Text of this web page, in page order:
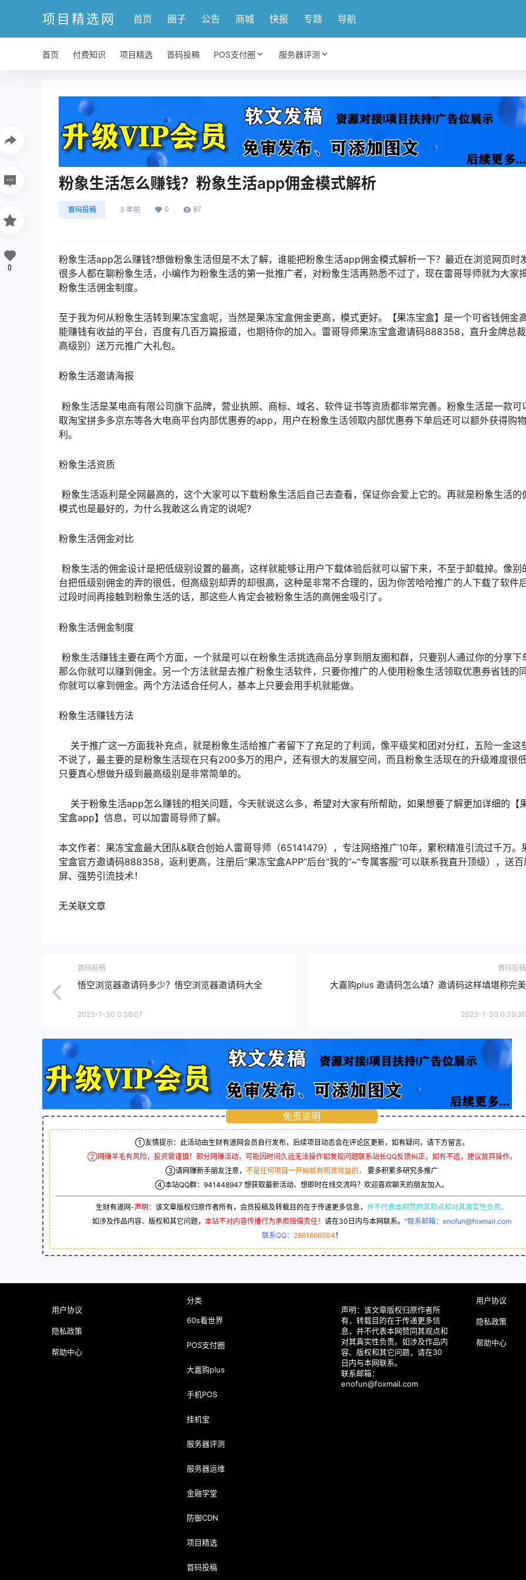
项目精选网 首页 圈子 公告 商城 快报 专题 导航
首页 付费知识 项目精选 首码投稿 POS支付圈 服务器评测
粉象生活怎么赚钱？粉象生活app佣金模式解析
首码投稿 3 年前 0 87
粉象生活app怎么赚钱?想做粉象生活但是不太了解，谁能把粉象生活app佣金模式解析一下？最近在浏览网页时
很多人都在聊粉象生活，小编作为粉象生活的第一批推广者，对粉象生活再熟悉不过了，现在雷哥导师就为大家
粉象生活佣金制度。
至于我为何从粉象生活转到果冻宝盒呢，当然是果冻宝盒佣金更高，模式更好。【果冻宝盒】是一个可省钱佣金高
能赚钱有收益的平台，百度有几百万篇报道，也期待你的加入。雷哥导师果冻宝盒邀请码888358，直升金牌总
高级别）送万元推广大礼包。
粉象生活邀请海报
粉象生活是某电商有限公司旗下品牌，营业执照、商标、域名、软件证书等资质都非常完善。粉象生活是一款可
取淘宝拼多多京东等各大电商平台内部优惠券的app，用户在粉象生活领取内部优惠券下单后还可以额外获得购
利。
粉象生活资质
粉象生活返利是全网最高的，这个大家可以下载粉象生活后自己去查看，保证你会爱上它的。再就是粉象生活的
模式也是最好的，为什么我敢这么肯定的说呢?
粉象生活佣金对比
粉象生活的佣金设计是把低级别设置的最高，这样就能够让用户下载体验后就可以留下来，不至于卸载掉。像别
台把低级别佣金的弄的很低，但高级别却弄的却很高，这种是非常不合理的，因为你苦哈哈推广的人下载了软件后
过段时间再接触到粉象生活的话，那这些人肯定会被粉象生活的高佣金吸引了。
粉象生活佣金制度
粉象生活赚钱主要在两个方面，一个就是可以在粉象生活挑选商品分享到朋友圈和群，只要别人通过你的分享下
那么你就可以赚到佣金。另一个方法就是去推广粉象生活软件，只要你推广的人使用粉象生活领取优惠券省钱的
你就可以拿到佣金。两个方法适合任何人，基本上只要会用手机就能做。
粉象生活赚钱方法
关于推广这一方面我补充点，就是粉象生活给推广者留下了充足的了利润，像平级奖和团对分红，五险一金这
不说了，最主要的是粉象生活现在只有200多万的用户，还有很大的发展空间，而且粉象生活现在的升级难度很低
只要真心想做升级到最高级别是非常简单的。
关于粉象生活app怎么赚钱的相关问题，今天就说这么多，希望对大家有所帮助，如果想要了解更加详细的【
宝盒app】信息，可以加雷哥导师了解。
本文作者：果冻宝盒最大团队&联合创始人雷哥导师（65141479），专注网络推广10年，累积精准引流过千万。
宝盒官方邀请码888358，返利更高，注册后“果冻宝盒APP”后台“我的”~“专属客服”可以联系我直升顶级），送百
屏、强势引流技术！
无关联文章
0
首码投稿
悟空浏览器邀请码多少？悟空浏览器邀请码大全
2023-1-30 0:38:07
首码投稿
大嘉购plus 邀请码怎么填？邀请码这样填堪称完美
2023-1-30 0:39:36
免责说明
①友情提示：此活动由生财有道网会员自行发布，后续项目动态会在评论区更新，如有疑问，请下方留言。
②网赚羊毛有风险，投资需谨慎！部分网赚活动，可能因时间久远无法操作如发现问题联系站长QQ反馈纠正，如有不适，建议放弃操作。
③请网赚新手朋友注意， 不是任何项目一开始就有明显效益的，
要多积累多研究多推广
④本站QQ群： 941448947 想获取最新活动、想即时在线交流吗？欢迎喜欢聊天的朋友加入。
生财有道网-声明： 该文章版权归原作者所有，会员投稿及转载目的在于传递更多信息， 并不代表本网赞同其观点和对其真实性负责。
如涉及作品内容、版权和其它问题， 本站不对内容传播行为承担赔偿责任！ 请在30日内与本网联系。 “联系邮箱：enofun@foxmail.com
联系QQ： 2861666504 ！
用户协议
隐私政策
帮助中心
分类
60s看世界
POS支付圈
大嘉购plus
手机POS
挂机宝
服务器评测
服务器运维
金融学堂
防御CDN
项目精选
首码投稿
声明：该文章版权归原作者所
有，转载目的在于传递更多信
息，并不代表本网赞同其观点和
对其真实性负责。如涉及作品内
容、版权和其它问题，请在30
日内与本网联系。
联系邮箱：
enofun@foxmail.com
用户协议
隐私政策
帮助中心